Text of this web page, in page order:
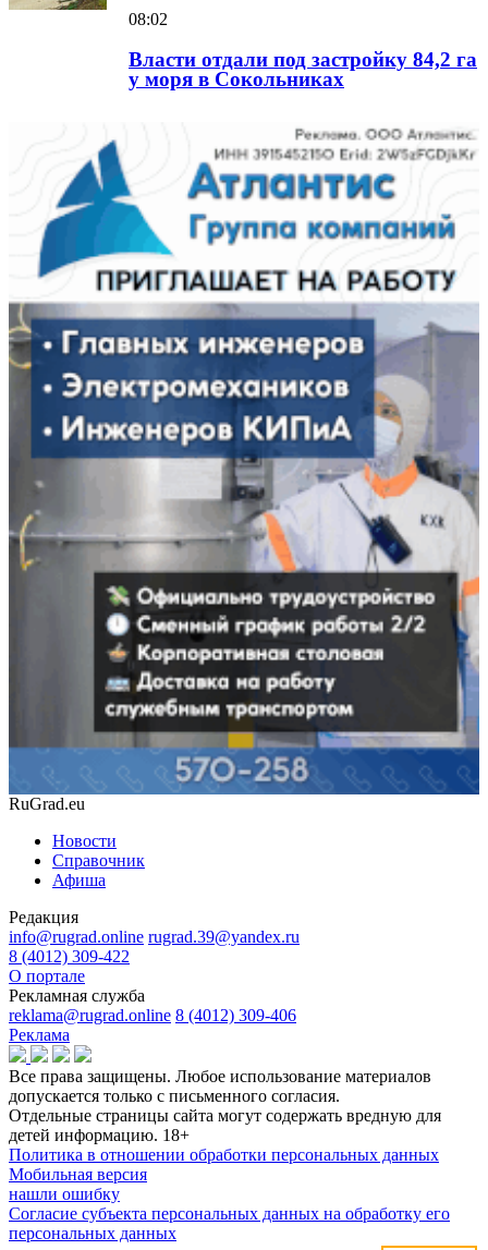
08:02
Власти отдали под застройку 84,2 га
у моря в Сокольниках
RuGrad.eu
Новости
Справочник
Афиша
Редакция
info@rugrad.online rugrad.39@yandex.ru
8 (4012) 309-422
О портале
Рекламная служба
reklama@rugrad.online 8 (4012) 309-406
Реклама
Все права защищены. Любое использование материалов
допускается только с письменного согласия.
Отдельные страницы сайта могут содержать вредную для
детей информацию. 18+
Политика в отношении обработки персональных данных
Мобильная версия
нашли ошибку
Согласие субъекта персональных данных на обработку его
персональных данных